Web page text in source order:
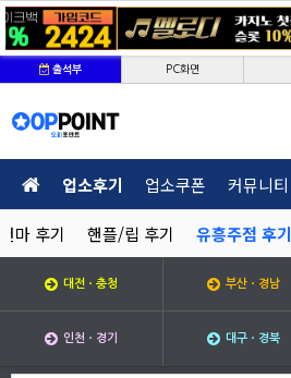
출석부 PC화면
업소후기 업소쿠폰 커뮤니티
건마 후기 핸플/립 후기 유흥주점 후기
대전ㆍ충청 부산ㆍ경남
인천ㆍ경기 대구ㆍ경북